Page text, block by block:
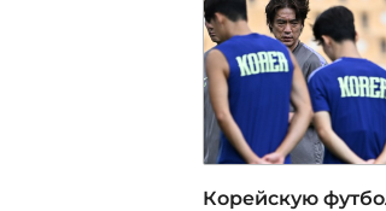
Корейскую